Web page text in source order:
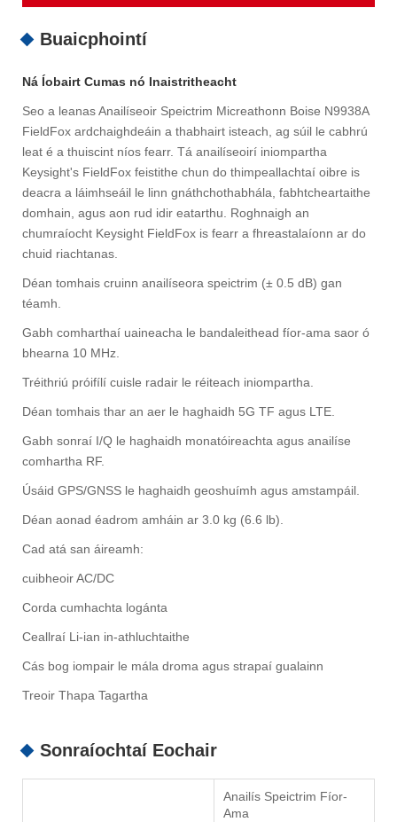
Buaicphointí
Ná Íobairt Cumas nó Inaistritheacht
Seo a leanas Anailíseoir Speictrim Micreathonn Boise N9938A
FieldFox ardchaighdeáin a thabhairt isteach, ag súil le cabhrú
leat é a thuiscint níos fearr. Tá anailíseoirí iniompartha
Keysight's FieldFox feistithe chun do thimpeallachtaí oibre is
deacra a láimhseáil le linn gnáthchothabhála, fabhtcheartaithe
domhain, agus aon rud idir eatarthu. Roghnaigh an
chumraíocht Keysight FieldFox is fearr a fhreastalaíonn ar do
chuid riachtanas.
Déan tomhais cruinn anailíseora speictrim (± 0.5 dB) gan
téamh.
Gabh comharthaí uaineacha le bandaleithead fíor-ama saor ó
bhearna 10 MHz.
Tréithriú próifílí cuisle radair le réiteach iniompartha.
Déan tomhais thar an aer le haghaidh 5G TF agus LTE.
Gabh sonraí I/Q le haghaidh monatóireachta agus anailíse
comhartha RF.
Úsáid GPS/GNSS le haghaidh geoshuímh agus amstampáil.
Déan aonad éadrom amháin ar 3.0 kg (6.6 lb).
Cad atá san áireamh:
cuibheoir AC/DC
Corda cumhachta logánta
Ceallraí Li-ian in-athluchtaithe
Cás bog iompair le mála droma agus strapaí gualainn
Treoir Thapa Tagartha
Sonraíochtaí Eochair
Anailís Speictrim Fíor-
Ama